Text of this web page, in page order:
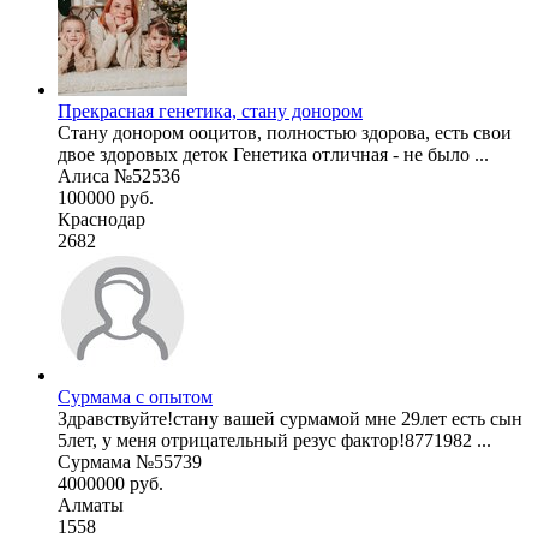
Прекрасная генетика, стану донором
Стану донором ооцитов, полностью здорова, есть свои
двое здоровых деток Генетика отличная - не было ...
Алиса №52536
100000 руб.
Краснодар
2682
Сурмама с опытом
Здравствуйте!стану вашей сурмамой мне 29лет есть сын
5лет, у меня отрицательный резус фактор!8771982 ...
Сурмама №55739
4000000 руб.
Алматы
1558